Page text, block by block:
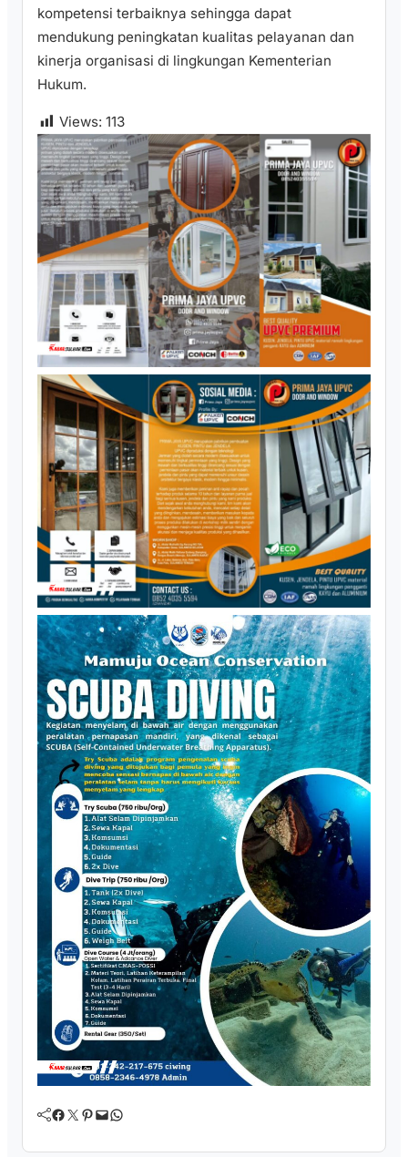
kompetensi terbaiknya sehingga dapat
mendukung peningkatan kualitas pelayanan dan
kinerja organisasi di lingkungan Kementerian
Hukum.
Views: 113
Facebook Twitter Pinterest Mail WhatsApp